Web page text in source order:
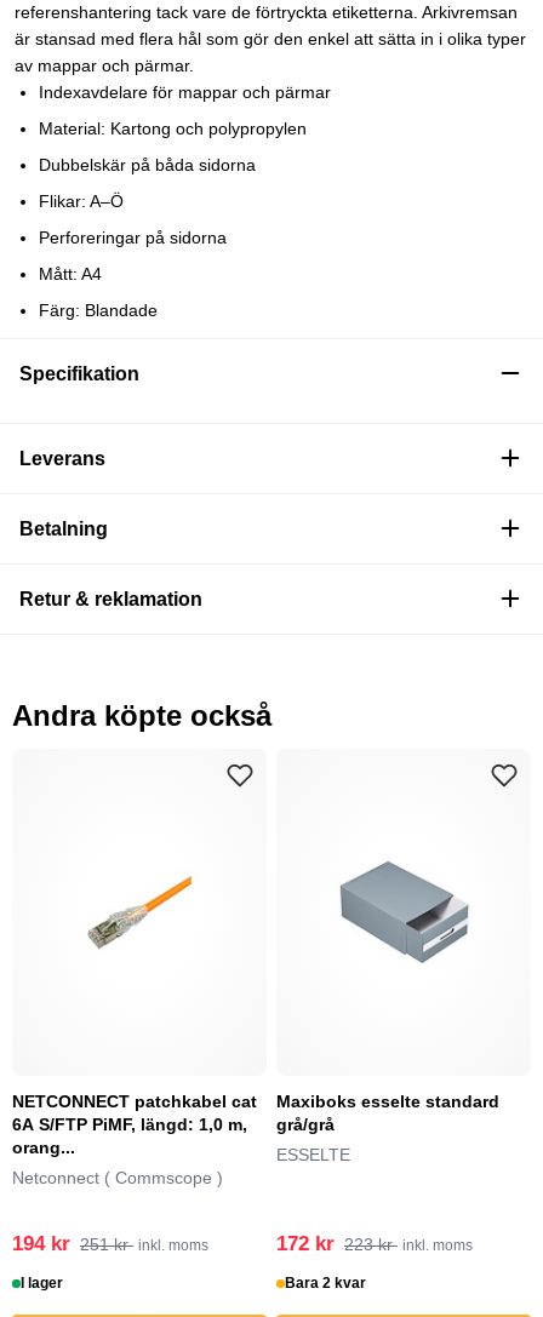
referenshantering tack vare de förtryckta etiketterna. Arkivremsan
är stansad med flera hål som gör den enkel att sätta in i olika typer
av mappar och pärmar.
Indexavdelare för mappar och pärmar
Material: Kartong och polypropylen
Dubbelskär på båda sidorna
Flikar: A–Ö
Perforeringar på sidorna
Mått: A4
Färg: Blandade
Specifikation
Leverans
Betalning
Retur & reklamation
Andra köpte också
NETCONNECT patchkabel cat
6A S/FTP PiMF, längd: 1,0 m,
orang...
Netconnect ( Commscope )
194 kr 251 kr inkl. moms
I lager
Maxiboks esselte standard
grå/grå
ESSELTE
172 kr 223 kr inkl. moms
Bara 2 kvar